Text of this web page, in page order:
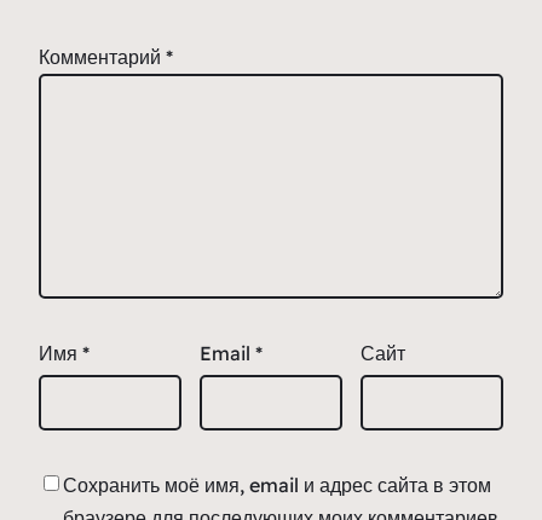
Комментарий *
Имя * Email * Сайт
Сохранить моё имя, email и адрес сайта в этом